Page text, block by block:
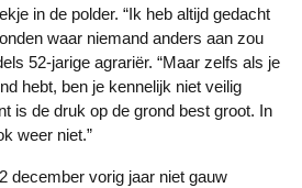
in de polder. “Ik heb altijd gedacht
waar niemand anders aan zou
52-jarige agrariër. “Maar zelfs als je
hebt, ben je kennelijk niet veilig
is de druk op de grond best groot. In
weer niet.”